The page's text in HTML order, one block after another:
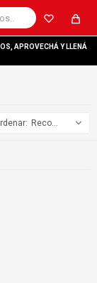
APROVECHÁ Y LLENÁ
Recomendados